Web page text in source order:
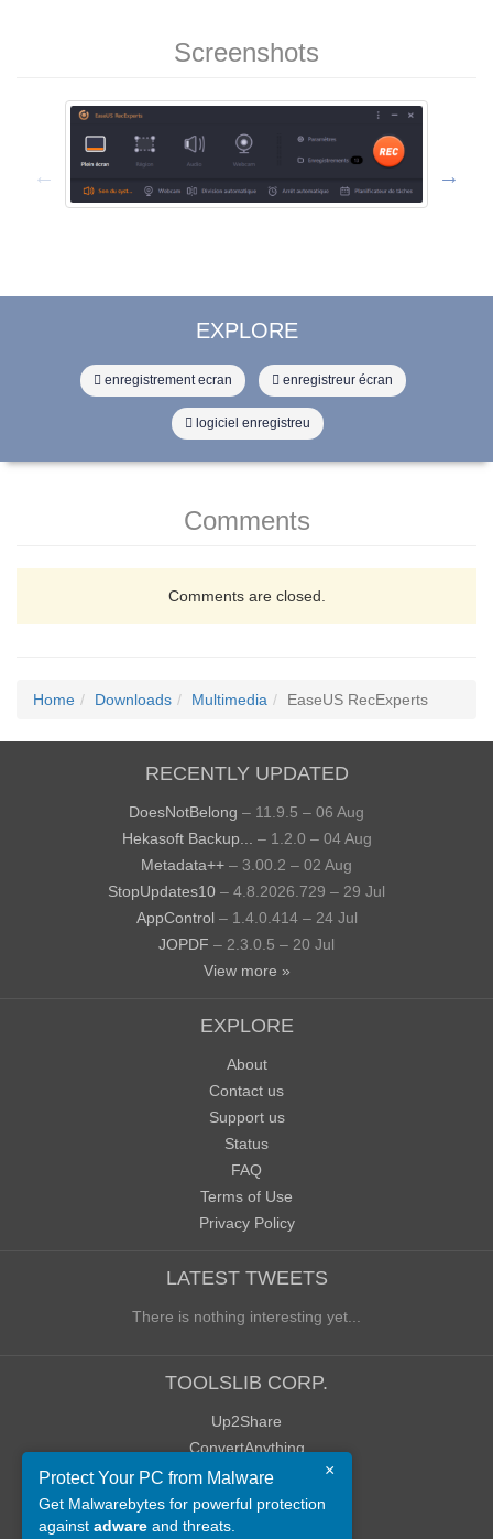
Screenshots
EXPLORE
enregistrement ecran enregistreur écran
logiciel enregistreu
Comments
Comments are closed.
Home Downloads Multimedia EaseUS RecExperts
RECENTLY UPDATED
DoesNotBelong – 11.9.5 – 06 Aug
Hekasoft Backup...
– 1.2.0 – 04 Aug
Metadata++ – 3.00.2 – 02 Aug
StopUpdates10 – 4.8.2026.729 – 29 Jul
AppControl – 1.4.0.414 – 24 Jul
JOPDF – 2.3.0.5 – 20 Jul
View more »
EXPLORE
About
Contact us
Support us
Status
FAQ
Terms of Use
Privacy Policy
LATEST TWEETS
There is nothing interesting yet...
TOOLSLIB CORP.
Up2Share
ConvertAnything
WoWClassicUI (WCUI)
Old Blog
Old Forum
×
Protect Your PC from Malware
Get Malwarebytes for powerful protection
against adware and threats.